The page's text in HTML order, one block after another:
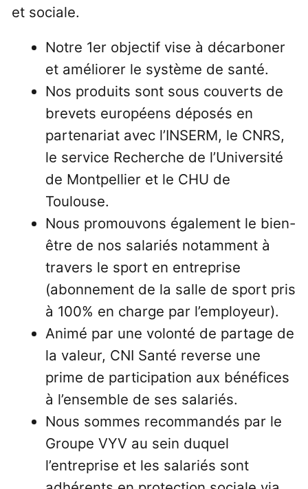
et sociale.
Notre 1er objectif vise à décarboner
et améliorer le système de santé.
Nos produits sont sous couverts de
brevets européens déposés en
partenariat avec l’INSERM, le CNRS,
le service Recherche de l’Université
de Montpellier et le CHU de
Toulouse.
Nous promouvons également le bien-
être de nos salariés notamment à
travers le sport en entreprise
(abonnement de la salle de sport pris
à 100% en charge par l’employeur).
Animé par une volonté de partage de
la valeur, CNI Santé reverse une
prime de participation aux bénéfices
à l’ensemble de ses salariés.
Nous sommes recommandés par le
Groupe VYV au sein duquel
l’entreprise et les salariés sont